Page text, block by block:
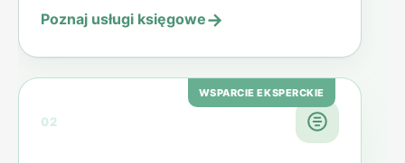
Poznaj usługi księgowe→
WSPARCIE EKSPERCKIE
02